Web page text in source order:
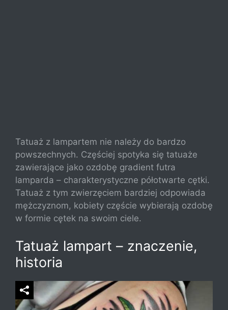
Tatuaż z lampartem nie należy do bardzo
powszechnych. Częściej spotyka się tatuaże
zawierające jako ozdobę gradient futra
lamparda – charakterystyczne półotwarte cętki.
Tatuaż z tym zwierzęciem bardziej odpowiada
mężczyznom, kobiety częście wybierają ozdobę
w formie cętek na swoim ciele.
Tatuaż lampart – znaczenie,
historia